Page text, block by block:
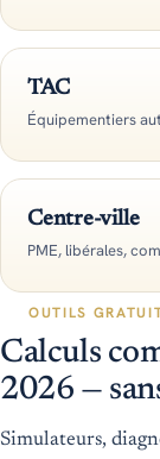
TAC
Équipementiers
Centre-ville
PME, libérales,
OUTILS
Calculs
2026 —
Simulateurs,